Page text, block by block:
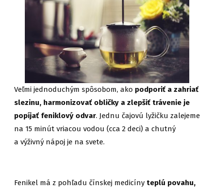
Veľmi jednoduchým spôsobom, ako podporiť a zahriať
slezinu, harmonizovať obličky a zlepšiť trávenie je
popíjať feniklový odvar. Jednu čajovú lyžičku zalejeme
na 15 minút vriacou vodou (cca 2 deci) a chutný
a výživný nápoj je na svete.
Fenikel má z pohľadu čínskej medicíny teplú povahu,